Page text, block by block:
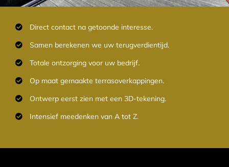
Direct contact na getoonde interesse.
Samen berekenen we uw terugverdientijd.
Totale ontzorging voor uw bedrijf.
Op maat gemaakte terrasoverkappingen.
Ontwerp eerst zien met een 3D-tekening.
Intensief meedenken van A tot Z.